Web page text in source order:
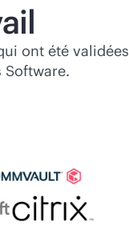
ont été validées
Software.